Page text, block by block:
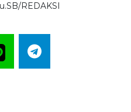
REDAKSI